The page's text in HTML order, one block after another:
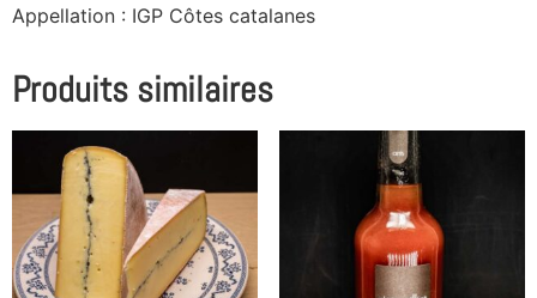
Appellation : IGP Côtes catalanes
Produits similaires